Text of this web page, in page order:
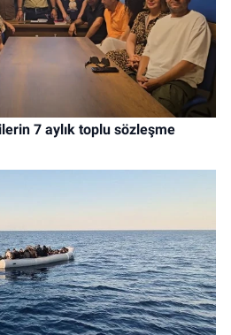
7 aylık toplu sözleşme